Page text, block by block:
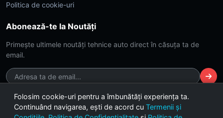
Politica de cookie-uri
Abonează-te la Noutăți
Primește ultimele noutăți tehnice auto direct în căsuța ta de
email.
© 2026 CarsDB. Toate drepturile rezervate. Made with ❤️ for car
Folosim cookie-uri pentru a îmbunătăți experiența ta.
Continuând navigarea, ești de acord cu Termenii și